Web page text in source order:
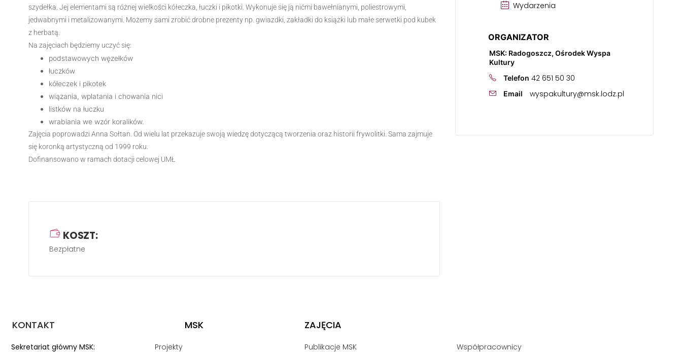
szydełka. Jej elementami są różnej wielkości kółeczka, łuczki i pikotki. Wykonuje się ją nićmi bawełnianymi, poliestrowymi,
jedwabnymi i metalizowanymi. Możemy sami zrobić drobne prezenty np. gwiazdki, zakładki do książki lub małe serwetki pod kubek
z herbatą.
Na zajęciach będziemy uczyć się:
podstawowych węzełków
łuczków
kółeczek i pikotek
wiązania, wplatania i chowania nici
listków na łuczku
wrabiania we wzór koralików.
Zajęcia poprowadzi Anna Sołtan. Od wielu lat przekazuje swoją wiedzę dotyczącą tworzenia oraz historii frywolitki. Sama zajmuje
się koronką artystyczną od 1999 roku.
Dofinansowano w ramach dotacji celowej UMŁ
KOSZT:
Bezpłatne
Wydarzenia
ORGANIZATOR
MSK: Radogoszcz, Ośrodek Wyspa
Kultury
Telefon 42 651 50 30
Email wyspakultury@msk.lodz.pl
KONTAKT MSK ZAJĘCIA
Sekretariat główny MSK: Projekty Publikacje MSK Współpracownicy